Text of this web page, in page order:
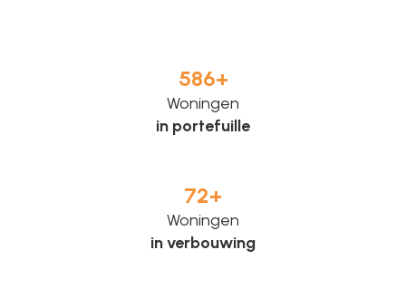
586+
Woningen
in portefuille
72+
Woningen
in verbouwing